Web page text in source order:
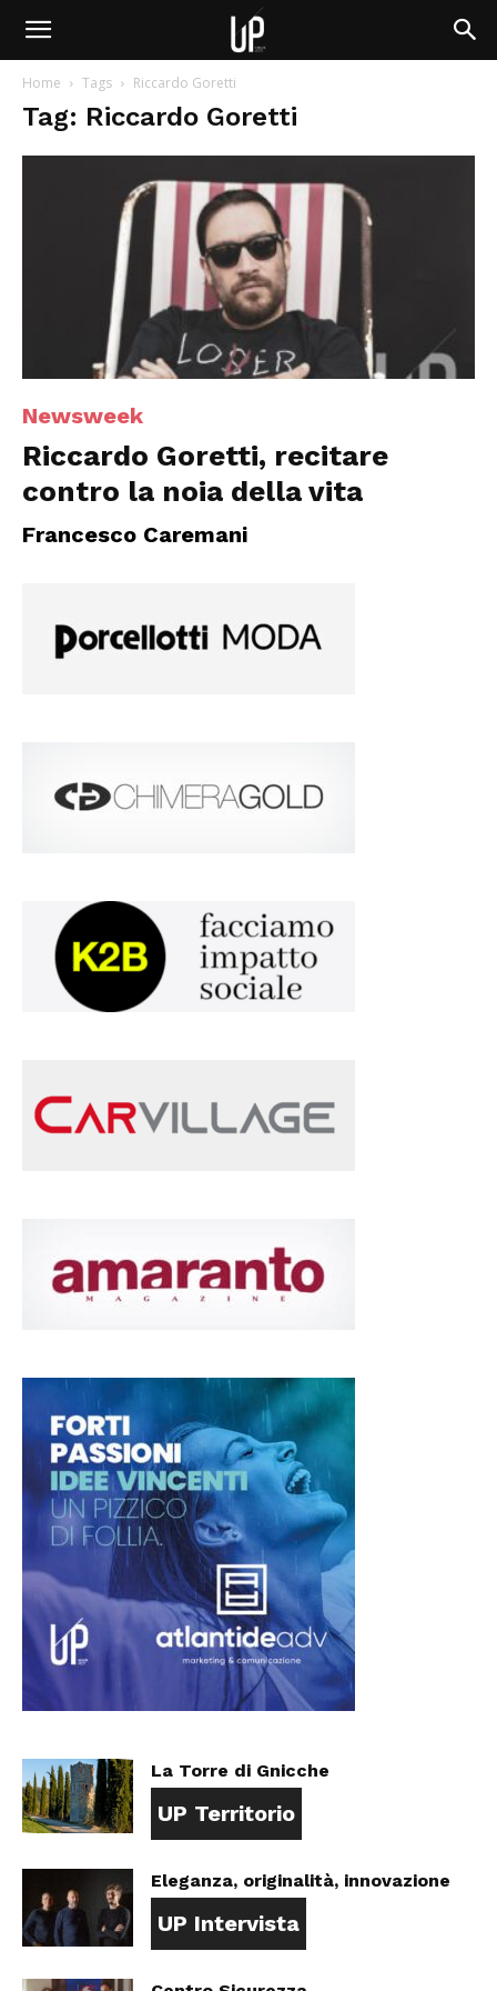
Home Tags Riccardo Goretti
Tag: Riccardo Goretti
Newsweek
Riccardo Goretti, recitare
contro la noia della vita
Francesco Caremani
La Torre di Gnicche
UP Territorio
Eleganza, originalità, innovazione
UP Intervista